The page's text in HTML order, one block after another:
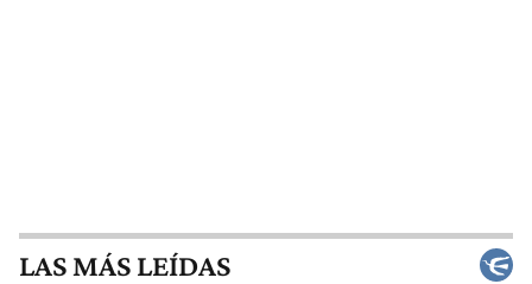
LAS MÁS LEÍDAS